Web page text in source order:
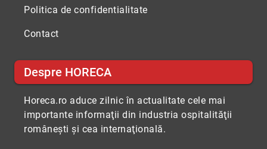
Politica de confidentialitate
Contact
Despre HORECA
Horeca.ro aduce zilnic în actualitate cele mai
importante informaţii din industria ospitalităţii
româneşti şi cea internaţională.